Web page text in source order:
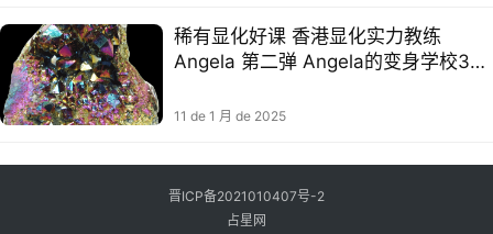
稀有显化好课 香港显化实力教练
Angela 第二弹 Angela的变身学校3个
11 de 1 月 de 2025
晋ICP备2021010407号-2
占星网